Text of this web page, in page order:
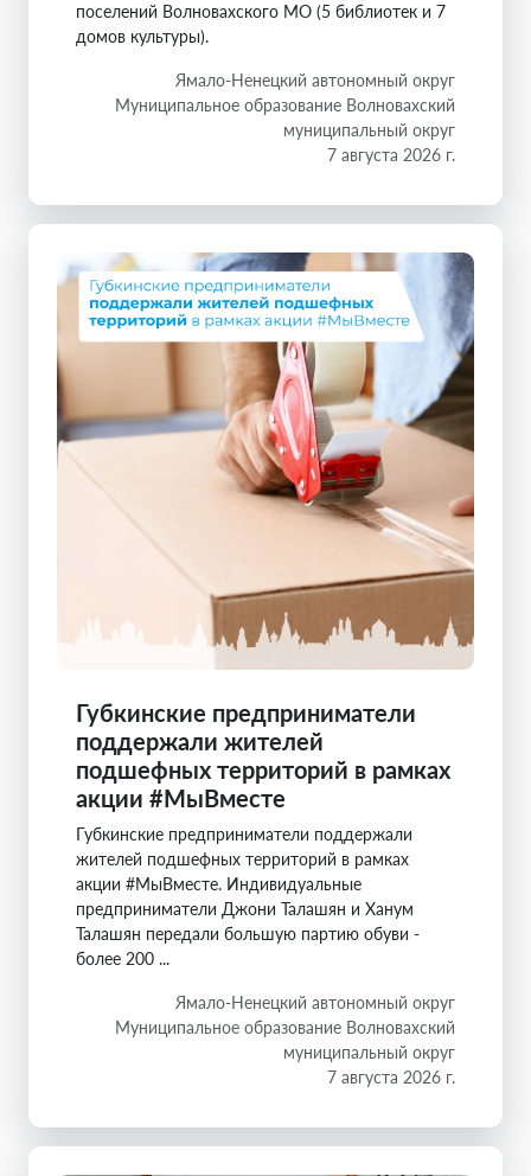
поселений Волновахского МО (5 библиотек и 7
домов культуры).
Ямало-Ненецкий автономный округ
Муниципальное образование Волновахский
муниципальный округ
7 августа 2026 г.
Губкинские предприниматели
поддержали жителей
подшефных территорий в рамках
акции #МыВместе
Губкинские предприниматели поддержали
жителей подшефных территорий в рамках
акции #МыВместе. Индивидуальные
предприниматели Джони Талашян и Ханум
Талашян передали большую партию обуви -
более 200 ...
Ямало-Ненецкий автономный округ
Муниципальное образование Волновахский
муниципальный округ
7 августа 2026 г.